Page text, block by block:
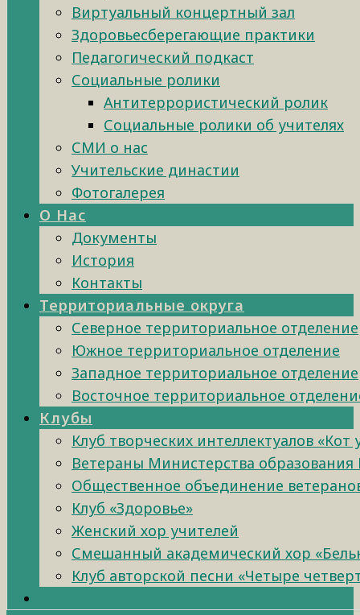
Виртуальный концертный зал
Здоровьесберегающие практики
Педагогический подкаст
Социальные ролики
Антитеррористический ролик
Социальные ролики об учителях
СМИ о нас
Учительские династии
Фотогалерея
О Нас
Документы
История
Контакты
Территориальные округа
Северное территориальное отделение
Южное территориальное отделение
Западное территориальное отделение
Восточное территориальное
Клубы
Клуб творческих интеллектуалов «Кот
Ветераны Министерства образования
Общественное объединение
Клуб «Здоровье»
Женский хор учителей
Смешанный академический хор
Клуб авторской песни «Четыре